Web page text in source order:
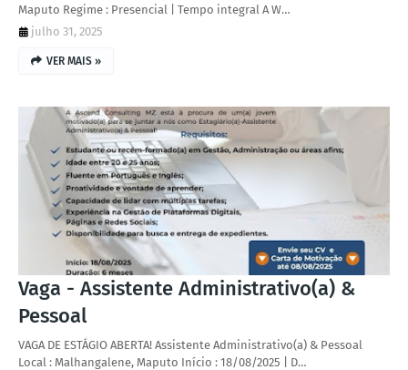
Maputo Regime : Presencial | Tempo integral A W…
julho 31, 2025
VER MAIS »
Vaga - Assistente Administrativo(a) &
Pessoal
VAGA DE ESTÁGIO ABERTA! Assistente Administrativo(a) & Pessoal
Local : Malhangalene, Maputo Início : 18/08/2025 | D…